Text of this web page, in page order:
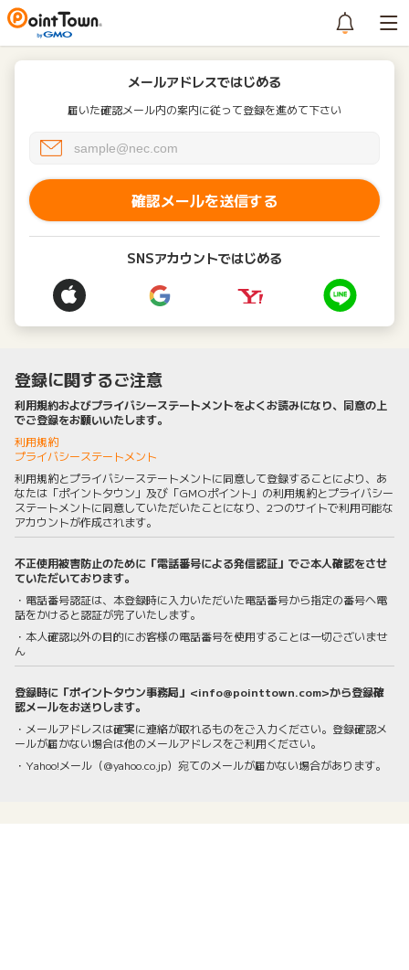
メールアドレスではじめる
届いた確認メール内の案内に従って登録を進めて下さい
確認メールを送信する
SNSアカウントではじめる
登録に関するご注意
利用規約およびプライバシーステートメントをよくお読みになり、同意の上
でご登録をお願いいたします。
利用規約
プライバシーステートメント
利用規約とプライバシーステートメントに同意して登録することにより、あ
なたは「ポイントタウン」及び「GMOポイント」の利用規約とプライバシー
ステートメントに同意していただいたことになり、2つのサイトで利用可能な
アカウントが作成されます。
不正使用被害防止のために「電話番号による発信認証」でご本人確認をさせ
ていただいております。
・電話番号認証は、本登録時に入力いただいた電話番号から指定の番号へ電
話をかけると認証が完了いたします。
・本人確認以外の目的にお客様の電話番号を使用することは一切ございませ
ん
登録時に「ポイントタウン事務局」<info@pointtown.com>から登録確
認メールをお送りします。
・メールアドレスは確実に連絡が取れるものをご入力ください。登録確認メ
ールが届かない場合は他のメールアドレスをご利用ください。
・Yahoo!メール（@yahoo.co.jp）宛てのメールが届かない場合があります。